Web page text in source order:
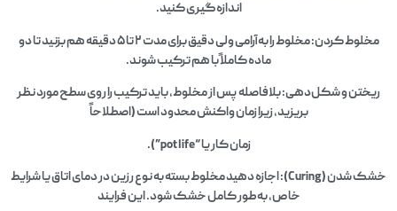
اندازه‌گیری کنید.
مخلوط کردن: مخلوط را به‌آرامی ولی دقیق برای مدت ۲ تا ۵ دقیقه هم بزنید تا دو
ماده کاملاً با هم ترکیب شوند.
ریختن و شکل‌دهی: بلافاصله پس از مخلوط، باید ترکیب را روی سطح مورد نظر
بریزید، زیرا زمان واکنش محدود است (اصطلاحاً
زمان کار یا “pot life”).
خشک شدن (Curing): اجازه دهید مخلوط بسته به نوع رزین در دمای اتاق یا شرایط
خاص، به‌طور کامل خشک شود. این فرایند